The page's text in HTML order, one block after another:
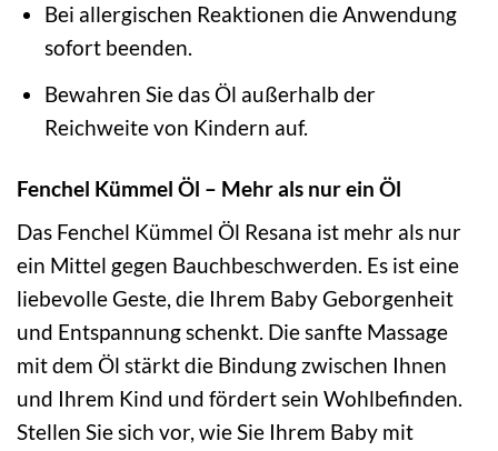
Bei allergischen Reaktionen die Anwendung
sofort beenden.
Bewahren Sie das Öl außerhalb der
Reichweite von Kindern auf.
Fenchel Kümmel Öl – Mehr als nur ein Öl
Das Fenchel Kümmel Öl Resana ist mehr als nur
ein Mittel gegen Bauchbeschwerden. Es ist eine
liebevolle Geste, die Ihrem Baby Geborgenheit
und Entspannung schenkt. Die sanfte Massage
mit dem Öl stärkt die Bindung zwischen Ihnen
und Ihrem Kind und fördert sein Wohlbefinden.
Stellen Sie sich vor, wie Sie Ihrem Baby mit